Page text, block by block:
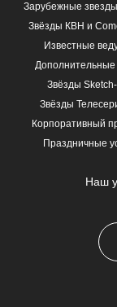
Зарубежные
Звёзды КВН и
Известные
Дополнительные
Звёзды
Звёзды
Корпоративный
Праздничные
Наш